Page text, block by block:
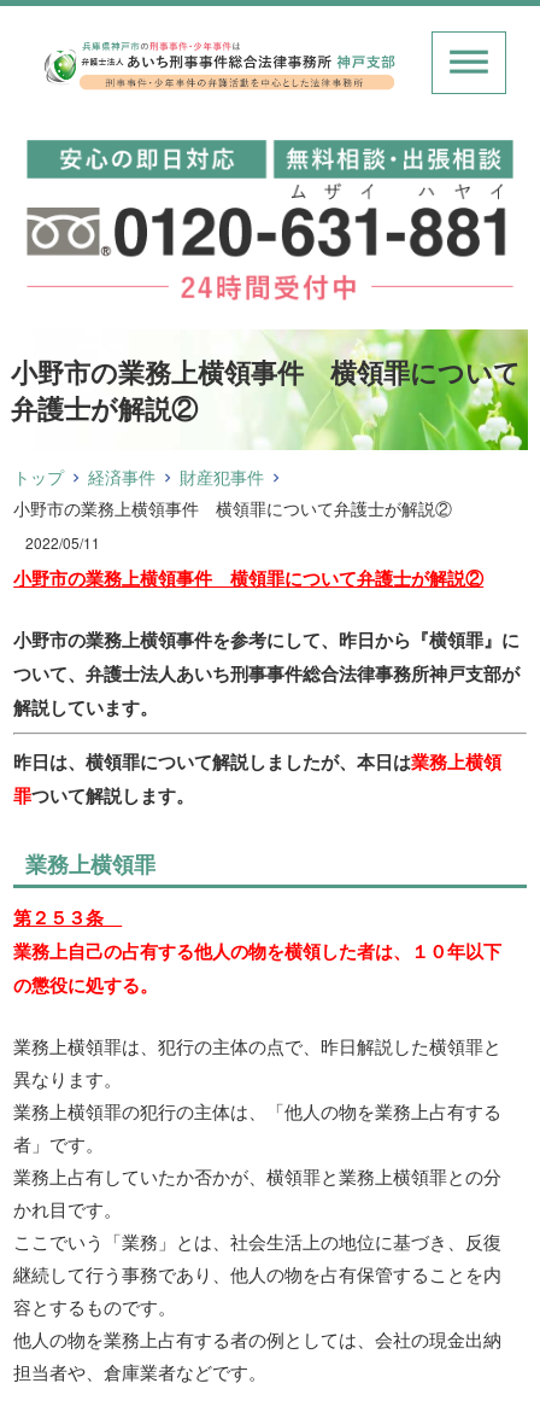
小野市の業務上横領事件 横領罪について
弁護士が解説②
トップ 経済事件
財産犯事件
小野市の業務上横領事件 横領罪について弁護士が解説②
2022/05/11
小野市の業務上横領事件 横領罪について弁護士が解説②
小野市の業務上横領事件を参考にして、昨日から『横領罪』に
ついて、弁護士法人あいち刑事事件総合法律事務所神戸支部が
解説しています。
昨日は、横領罪について解説しましたが、本日は業務上横領
罪ついて解説します。
業務上横領罪
第２５３条
業務上自己の占有する他人の物を横領した者は、１０年以下
の懲役に処する。
業務上横領罪は、犯行の主体の点で、昨日解説した横領罪と
異なります。
業務上横領罪の犯行の主体は、「他人の物を業務上占有する
者」です。
業務上占有していたか否かが、横領罪と業務上横領罪との分
かれ目です。
ここでいう「業務」とは、社会生活上の地位に基づき、反復
継続して行う事務であり、他人の物を占有保管することを内
容とするものです。
他人の物を業務上占有する者の例としては、会社の現金出納
担当者や、倉庫業者などです。